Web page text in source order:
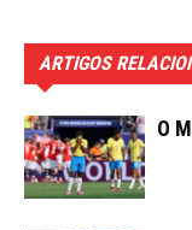
ARTIGOS
O